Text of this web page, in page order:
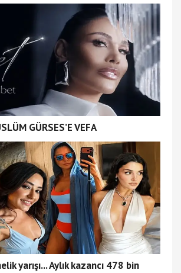
GÜRSES’E VEFA
yarışı... Aylık kazancı 478 bin